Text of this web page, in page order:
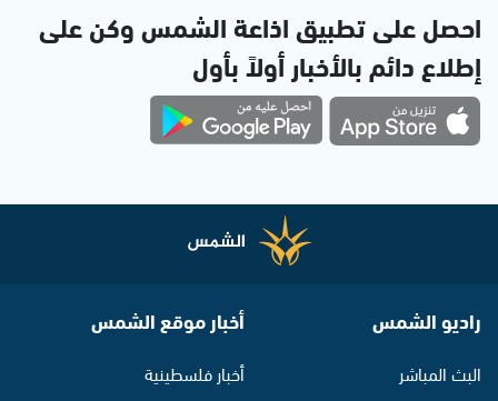
احصل على تطبيق اذاعة الشمس وكن على
إطلاع دائم بالأخبار أولاً بأول
راديو الشمس
البث المباشر
أخبار موقع الشمس
أخبار فلسطينية